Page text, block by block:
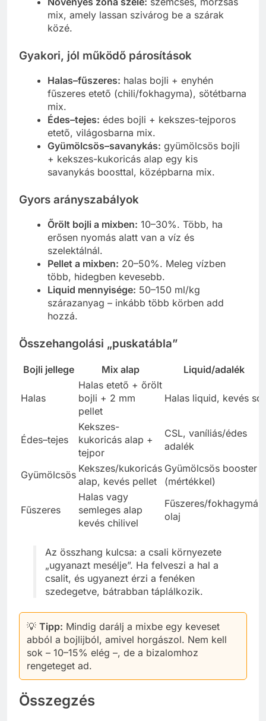
mix, amely lassan szivárog be a szárak
közé.
Gyakori, jól működő párosítások
Halas–fűszeres: halas bojli + enyhén
fűszeres etető (chili/fokhagyma), sötétbarna
mix.
Édes–tejes: édes bojli + kekszes-tejporos
etető, világosbarna mix.
Gyümölcsös–savanykás: gyümölcsös bojli
+ kekszes-kukoricás alap egy kis
savanykás boosttal, középbarna mix.
Gyors arányszabályok
Őrölt bojli a mixben: 10–30%. Több, ha
erősen nyomás alatt van a víz és
szelektálnál.
Pellet a mixben: 20–50%. Meleg vízben
több, hidegben kevesebb.
Liquid mennyisége: 50–150 ml/kg
szárazanyag – inkább több körben add
hozzá.
Összehangolási „puskatábla”
Bojli jellege Mix alap Liquid/adalék
Halas
Halas etető + őrölt
bojli + 2 mm
pellet
Halas liquid, kevés só
Édes–tejes
Kekszes-
kukoricás alap +
tejpor
CSL, vaníliás/édes
adalék
Gyümölcsös
Kekszes/kukoricás
alap, kevés pellet
Gyümölcsös booster
(mértékkel)
Fűszeres
Halas vagy
semleges alap
kevés chilivel
Fűszeres/fokhagymás
olaj
Az összhang kulcsa: a csali környezete
„ugyanazt mesélje”. Ha felveszi a hal a
csalit, és ugyanezt érzi a fenéken
szedegetve, bátrabban táplálkozik.
💡 Tipp: Mindig darálj a mixbe egy keveset
abból a bojlijból, amivel horgászol. Nem kell
sok – 10–15% elég –, de a bizalomhoz
rengeteget ad.
Összegzés